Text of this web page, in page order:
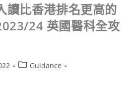
讀比香港排名更高的
24 英國醫科全攻
Guidance